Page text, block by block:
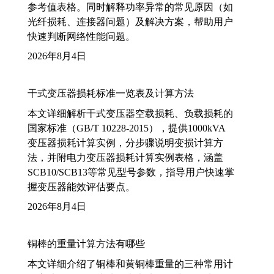
参考值表格。同时解释功率异常的常见原因（如
光纤损耗、连接器问题）及解决方案，帮助用户
快速判断网络性能问题。
2026年8月4日
干式变压器损耗标准一览表及计算方法
本文详细解析干式变压器空载损耗、负载损耗的
国家标准（GB/T 10228-2015），提供1000kVA
变压器损耗计算实例，分步骤说明变损计算方
法，并附电力变压器损耗计算实例表格，涵盖
SCB10/SCB13等常见型号参数，指导用户快速掌
握变压器能效评估要点。
2026年8月4日
铜棒的重量计算方法有哪些
本文详细介绍了铜棒和黄铜棒重量的三种常用计